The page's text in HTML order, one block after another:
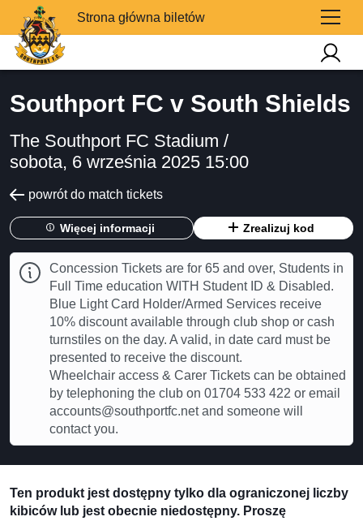
Strona główna biletów
Southport FC v South Shields
The Southport FC Stadium /
sobota, 6 września 2025 15:00
powrót do match tickets
Więcej informacji Zrealizuj kod
Concession Tickets are for 65 and over, Students in
Full Time education WITH Student ID & Disabled.
Blue Light Card Holder/Armed Services receive
10% discount available through club shop or cash
turnstiles on the day. A valid, in date card must be
presented to receive the discount.
Wheelchair access & Carer Tickets can be obtained
by telephoning the club on 01704 533 422 or email
accounts@southportfc.net and someone will
contact you.
Ten produkt jest dostępny tylko dla ograniczonej liczby
kibiców lub jest obecnie niedostępny. Proszę